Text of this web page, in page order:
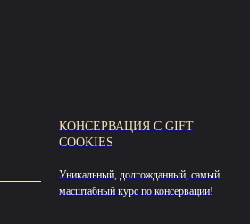
КОНСЕРВАЦИЯ С GIFT
COOKIES
Уникальный, долгожданный, самый
масштабный курс по консервации!